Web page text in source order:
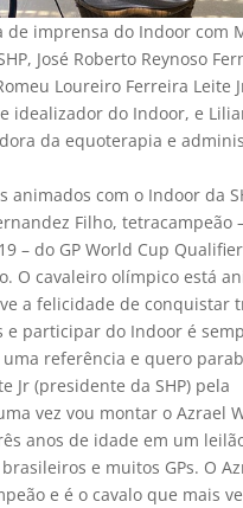
de imprensa do Indoor com
José Roberto Reynoso
Loureiro Ferreira Leite
idealizador do Indoor, e
da equoterapia e
animados com o Indoor da
Filho, tetracampeão
– do GP World Cup
O cavaleiro olímpico está
a felicidade de conquistar
e participar do Indoor é
uma referência e quero
Jr (presidente da SHP) pela
vez vou montar o Azrael
anos de idade em um
e muitos GPs. O
e é o cavalo que mais